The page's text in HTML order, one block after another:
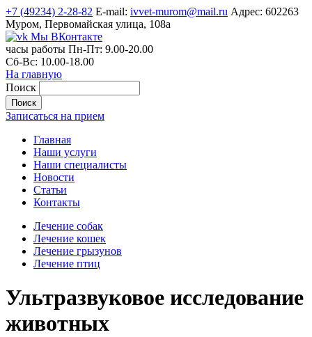
+7 (49234) 2-28-82 E-mail: ivvet-murom@mail.ru Адрес: 602263
Муром, Первомайская улица, 108а
Мы ВКонтакте
часы работы Пн-Пт: 9.00-20.00
Сб-Вс: 10.00-18.00
На главную
Поиск
Записаться на прием
Главная
Наши услуги
Наши специалисты
Новости
Статьи
Контакты
Лечение собак
Лечение кошек
Лечение грызунов
Лечение птиц
Ультразвуковое исследование
животных